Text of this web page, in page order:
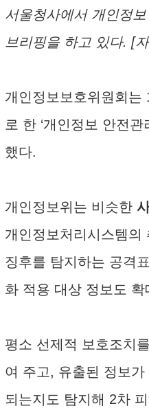
서울청사에서 개인정
브리핑을 하고 있다. [
개인정보보호위원회는
로 한 ‘개인정보 안전
했다.
개인정보위는 비슷한
개인정보처리시스템의
징후를 탐지하는 공격
화 적용 대상 정보도 확
평소 선제적 보호조치
여 주고, 유출된 정보
되는지도 탐지해 2차